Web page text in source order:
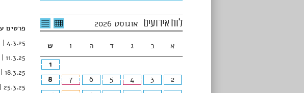
לוח אירועים אוגוסט 2026 לרשימת
האירועים
לצפיה
בטבלה
א ב ג ד ה ו
ש
1
2
3
4
5
6
7
8
פרטים
4.3.25 | הייחוד והתקווה – מתכונת לחיי אומה ויחד
11.3.25 | יוצרים אור – מחורבן אישי ולאומי יוצאים להתחדשות
18.3.25 | האמיצים – שוברים מוסכמות
25.3.25 |